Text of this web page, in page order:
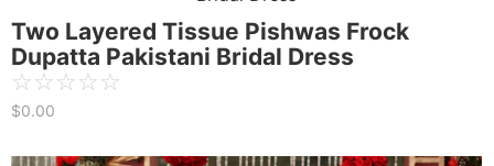
Two Layered Tissue Pishwas Frock
Dupatta Pakistani Bridal Dress
☆☆☆☆☆
$0.00